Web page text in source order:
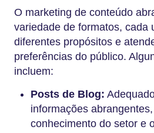
O marketing de conteúdo
variedade de formatos, cada
diferentes propósitos e
preferências do público.
incluem:
Posts de Blog:
informações
conhecimento do setor e